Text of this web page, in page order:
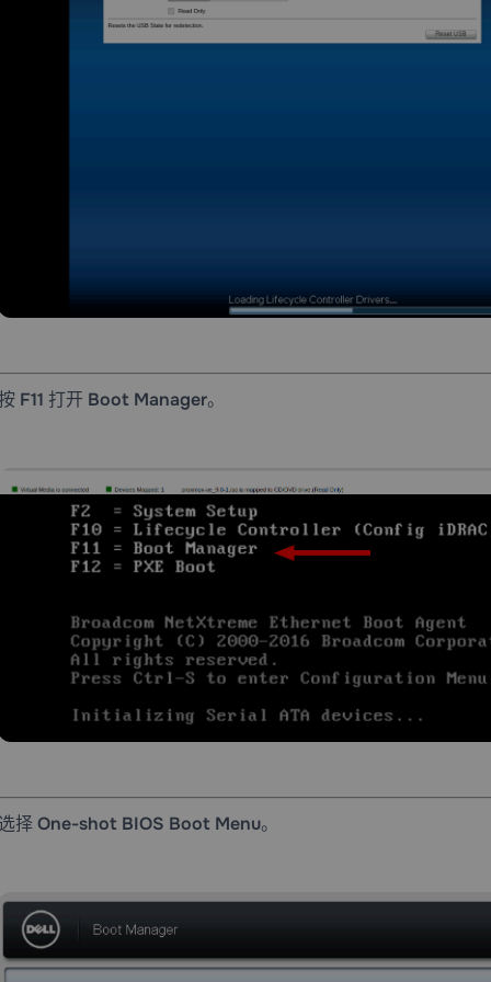
F11 打开 Boot Manager。
择One-shot BIOS Boot Menu。